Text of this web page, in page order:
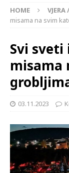
HOME
misama na svim
Svi sveti
misama
03.11.2023